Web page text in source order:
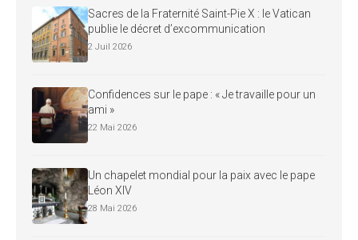
Sacres de la Fraternité Saint-Pie X : le Vatican
publie le décret d’excommunication
2 Juil 2026
Confidences sur le pape : « Je travaille pour un
ami »
22 Mai 2026
Un chapelet mondial pour la paix avec le pape
Léon XIV
28 Mai 2026